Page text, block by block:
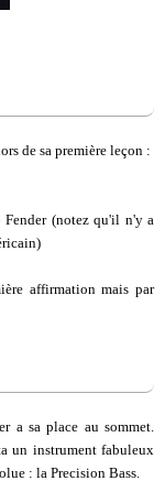
de sa première leçon :
(notez qu'il n'y a
affirmation mais par
a sa place au sommet.
un instrument fabuleux
: la Precision Bass.